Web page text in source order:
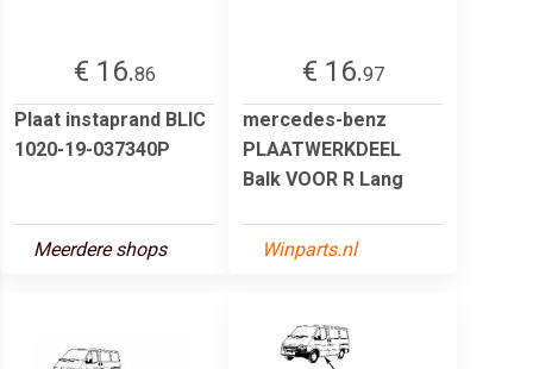
€ 16.86
Plaat instaprand BLIC
1020-19-037340P
Meerdere shops
€ 16.97
mercedes-benz
PLAATWERKDEEL
Balk VOOR R Lang
Winparts.nl